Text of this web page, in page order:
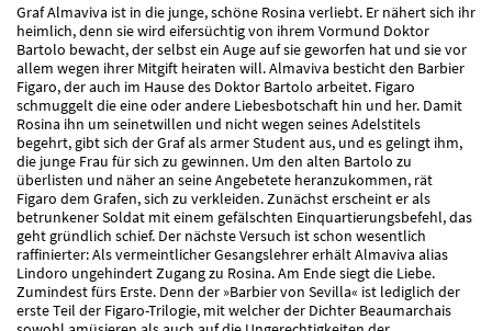
Graf Almaviva ist in die junge, schöne Rosina verliebt. Er nähert sich ihr
heimlich, denn sie wird eifersüchtig von ihrem Vormund Doktor
Bartolo bewacht, der selbst ein Auge auf sie geworfen hat und sie vor
allem wegen ihrer Mitgift heiraten will. Almaviva besticht den Barbier
Figaro, der auch im Hause des Doktor Bartolo arbeitet. Figaro
schmuggelt die eine oder andere Liebesbotschaft hin und her. Damit
Rosina ihn um seinetwillen und nicht wegen seines Adelstitels
begehrt, gibt sich der Graf als armer Student aus, und es gelingt ihm,
die junge Frau für sich zu gewinnen. Um den alten Bartolo zu
überlisten und näher an seine Angebetete heranzukommen, rät
Figaro dem Grafen, sich zu verkleiden. Zunächst erscheint er als
betrunkener Soldat mit einem gefälschten Einquartierungsbefehl, das
geht gründlich schief. Der nächste Versuch ist schon wesentlich
raffinierter: Als vermeintlicher Gesangslehrer erhält Almaviva alias
Lindoro ungehindert Zugang zu Rosina. Am Ende siegt die Liebe.
Zumindest fürs Erste. Denn der »Barbier von Sevilla« ist lediglich der
erste Teil der Figaro-Trilogie, mit welcher der Dichter Beaumarchais